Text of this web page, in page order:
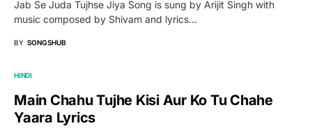
Jab Se Juda Tujhse Jiya Song is sung by Arijit Singh with
music composed by Shivam and lyrics…
BY SONGSHUB
HINDI
Main Chahu Tujhe Kisi Aur Ko Tu Chahe
Yaara Lyrics